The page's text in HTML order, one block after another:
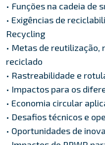
• Funções na cadeia de
• Exigências de
Recycling
• Metas de reutilização,
reciclado
• Rastreabilidade e
• Impactos para os
• Economia circular
• Desafios técnicos e
• Oportunidades de